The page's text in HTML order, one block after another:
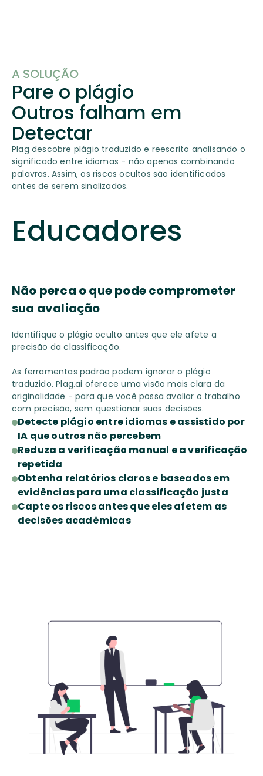
A SOLUÇÃO
Pare o plágio
Outros falham em
Detectar
Plag descobre plágio traduzido e reescrito analisando o
significado entre idiomas - não apenas combinando
palavras. Assim, os riscos ocultos são identificados
antes de serem sinalizados.
Educadores
Não perca o que pode comprometer
sua avaliação
Identifique o plágio oculto antes que ele afete a
precisão da classificação.
As ferramentas padrão podem ignorar o plágio
traduzido. Plag.ai oferece uma visão mais clara da
originalidade - para que você possa avaliar o trabalho
com precisão, sem questionar suas decisões.
Detecte plágio entre idiomas e assistido por
IA que outros não percebem
Reduza a verificação manual e a verificação
repetida
Obtenha relatórios claros e baseados em
evidências para uma classificação justa
Capte os riscos antes que eles afetem as
decisões acadêmicas